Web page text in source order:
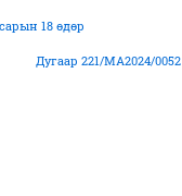
18 өдөр
Дугаар 221/МА2024/0052